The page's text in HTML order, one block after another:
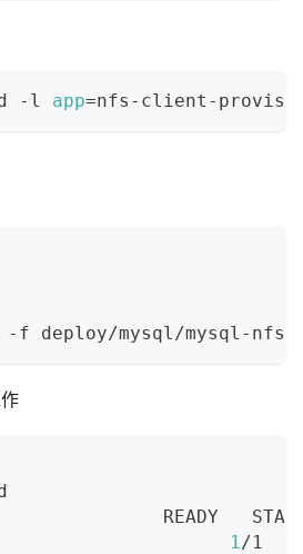
-l app=nfs-client-
f deploy/mysql/mysql-
READY   STATUS
gf2vd
1/1